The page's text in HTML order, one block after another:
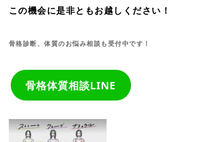
この機会に是非ともお越しください！
骨格診断、体質のお悩み相談も受付中です！
骨格体質相談LINE